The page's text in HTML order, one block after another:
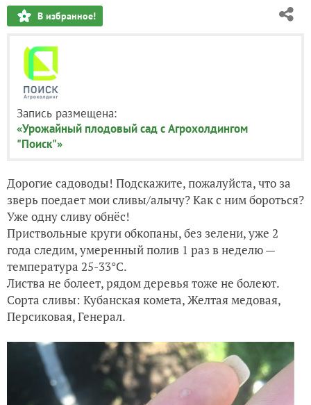
В избранное!
Запись размещена:
«Урожайный плодовый сад с Агрохолдингом
"Поиск"»
Дорогие садоводы! Подскажите, пожалуйста, что за
зверь поедает мои сливы/алычу? Как с ним бороться?
Уже одну сливу обнёс!
Приствольные круги обкопаны, без зелени, уже 2
года следим, умеренный полив 1 раз в неделю —
температура 25-33°C.
Листва не болеет, рядом деревья тоже не болеют.
Сорта сливы: Кубанская комета, Желтая медовая,
Персиковая, Генерал.